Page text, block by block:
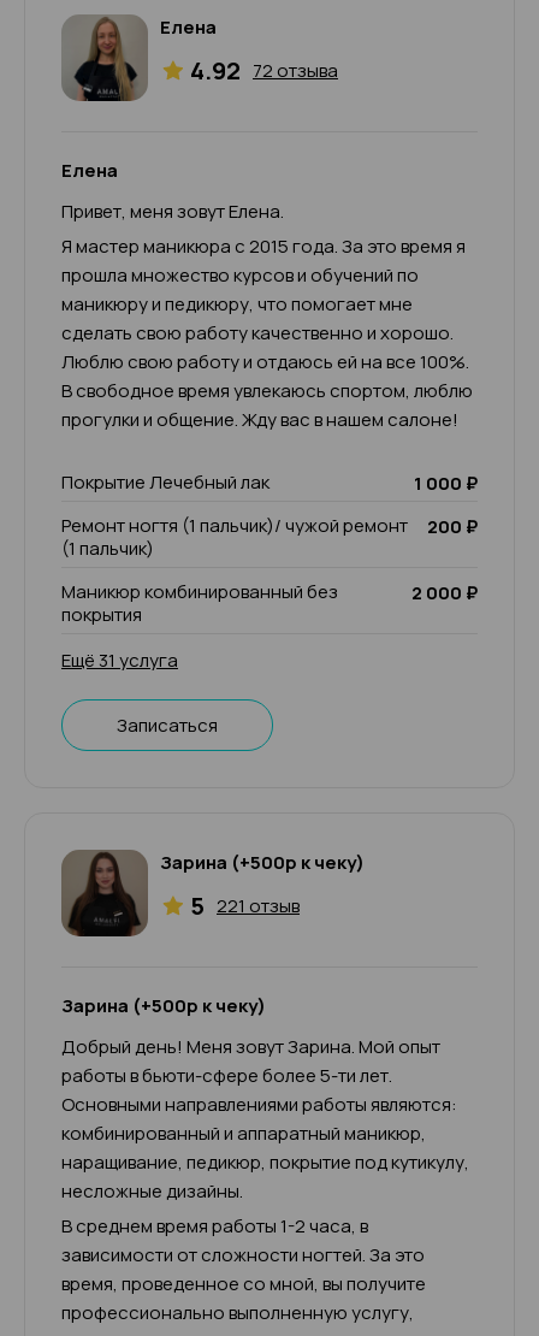
Елена
4.92 72 отзыва
Елена
Привет, меня зовут Елена.
Я мастер маникюра с 2015 года. За это время я
прошла множество курсов и обучений по
маникюру и педикюру, что помогает мне
сделать свою работу качественно и хорошо.
Люблю свою работу и отдаюсь ей на все 100%.
В свободное время увлекаюсь спортом, люблю
прогулки и общение. Жду вас в нашем салоне!
Покрытие Лечебный лак
1 000 ₽
Ремонт ногтя (1 пальчик)/ чужой ремонт
(1 пальчик)
200 ₽
Маникюр комбинированный без
покрытия
2 000 ₽
Ещё 31 услуга
Записаться
Зарина (+500р к чеку)
5 221 отзыв
Зарина (+500р к чеку)
Добрый день! Меня зовут Зарина. Мой опыт
работы в бьюти-сфере более 5-ти лет.
Основными направлениями работы являются:
комбинированный и аппаратный маникюр,
наращивание, педикюр, покрытие под кутикулу,
несложные дизайны.
В среднем время работы 1-2 часа, в
зависимости от сложности ногтей. За это
время, проведенное со мной, вы получите
профессионально выполненную услугу,